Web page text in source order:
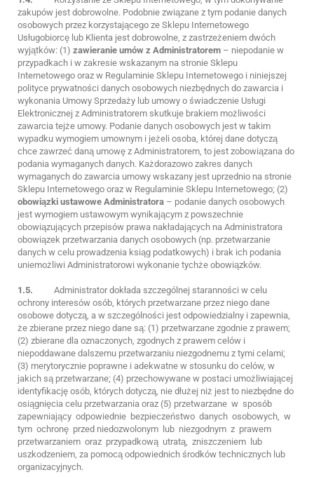
zakupów jest dobrowolne. Podobnie związane z tym podanie danych
osobowych przez korzystającego ze Sklepu Internetowego
Usługobiorcę lub Klienta jest dobrowolne, z zastrzeżeniem dwóch
wyjątków: (1) zawieranie umów z Administratorem – niepodanie w
przypadkach i w zakresie wskazanym na stronie Sklepu
Internetowego oraz w Regulaminie Sklepu Internetowego i niniejszej
polityce prywatności danych osobowych niezbędnych do zawarcia i
wykonania Umowy Sprzedaży lub umowy o świadczenie Usługi
Elektronicznej z Administratorem skutkuje brakiem możliwości
zawarcia tejże umowy. Podanie danych osobowych jest w takim
wypadku wymogiem umownym i jeżeli osoba, której dane dotyczą
chce zawrzeć daną umowę z Administratorem, to jest zobowiązana do
podania wymaganych danych. Każdorazowo zakres danych
wymaganych do zawarcia umowy wskazany jest uprzednio na stronie
Sklepu Internetowego oraz w Regulaminie Sklepu Internetowego; (2)
obowiązki ustawowe Administratora – podanie danych osobowych
jest wymogiem ustawowym wynikającym z powszechnie
obowiązujących przepisów prawa nakładających na Administratora
obowiązek przetwarzania danych osobowych (np. przetwarzanie
danych w celu prowadzenia ksiąg podatkowych) i brak ich podania
uniemożliwi Administratorowi wykonanie tychże obowiązków.
1.5. Administrator dokłada szczególnej staranności w celu
ochrony interesów osób, których przetwarzane przez niego dane
osobowe dotyczą, a w szczególności jest odpowiedzialny i zapewnia,
że zbierane przez niego dane są: (1) przetwarzane zgodnie z prawem;
(2) zbierane dla oznaczonych, zgodnych z prawem celów i
niepoddawane dalszemu przetwarzaniu niezgodnemu z tymi celami;
(3) merytorycznie poprawne i adekwatne w stosunku do celów, w
jakich są przetwarzane; (4) przechowywane w postaci umożliwiającej
identyfikację osób, których dotyczą, nie dłużej niż jest to niezbędne do
osiągnięcia celu przetwarzania oraz (5) przetwarzane w sposób
zapewniający odpowiednie bezpieczeństwo danych osobowych, w
tym ochronę przed niedozwolonym lub niezgodnym z prawem
przetwarzaniem oraz przypadkową utratą, zniszczeniem lub
uszkodzeniem, za pomocą odpowiednich środków technicznych lub
organizacyjnych.